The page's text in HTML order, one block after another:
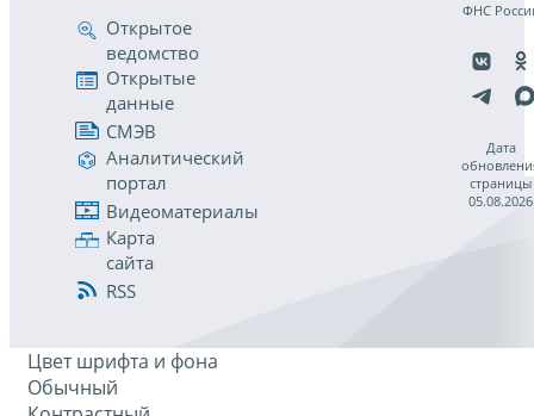
Открытое
ведомство
Открытые
данные
СМЭВ
Аналитический
портал
Видеоматериалы
Карта
сайта
RSS
ФНС
Дата
страницы
05.08.2026
Цвет шрифта и фона
Обычный